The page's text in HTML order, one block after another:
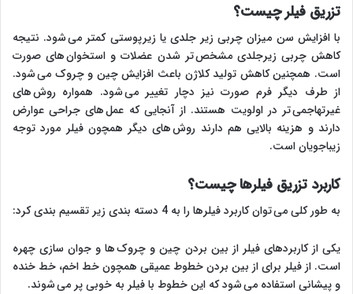
تزریق فیلر چیست؟
با افزایش سن میزان چربی زیر جلدی یا زیرپوستی کمتر می شود. نتیجه
کاهش چربی زیرجلدی مشخص تر شدن عضلات و استخوان های صورت
است. همچنین کاهش تولید کلاژن باعث افزایش چین و چروک می شود.
از طرف دیگر فرم صورت نیز دچار تغییر می شود. همواره روش های
غیرتهاجمی تر در اولویت هستند. از آنجایی که عمل های جراحی عوارض
دارند و هزینه بالایی هم دارند روش های دیگر همچون فیلر مورد توجه
زیباجویان است.
کاربرد تزریق فیلرها چیست؟
به طور کلی می توان کاربرد فیلرها را به 4 دسته بندی زیر تقسیم بندی کرد:
یکی از کاربردهای فیلر از بین بردن چین و چروک ها و جوان سازی چهره
است. از فیلر برای از بین بردن خطوط عمیقی همچون خط اخم، خط خنده
و پیشانی استفاده می شود که این خطوط با فیلر به خوبی پر می شوند.